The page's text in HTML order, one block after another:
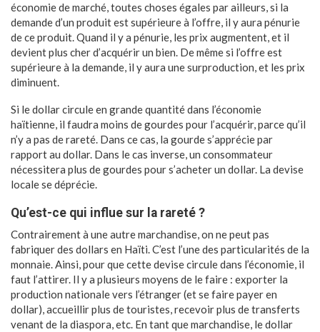
économie de marché, toutes choses égales par ailleurs, si la
demande d’un produit est supérieure à l’offre, il y aura pénurie
de ce produit. Quand il y a pénurie, les prix augmentent, et il
devient plus cher d’acquérir un bien. De même si l’offre est
supérieure à la demande, il y aura une surproduction, et les prix
diminuent.
Si le dollar circule en grande quantité dans l’économie
haïtienne, il faudra moins de gourdes pour l’acquérir, parce qu’il
n’y a pas de rareté. Dans ce cas, la gourde s’apprécie par
rapport au dollar. Dans le cas inverse, un consommateur
nécessitera plus de gourdes pour s’acheter un dollar. La devise
locale se déprécie.
Qu’est-ce qui influe sur la rareté ?
Contrairement à une autre marchandise, on ne peut pas
fabriquer des dollars en Haïti. C’est l’une des particularités de la
monnaie. Ainsi, pour que cette devise circule dans l’économie, il
faut l’attirer. Il y a plusieurs moyens de le faire : exporter la
production nationale vers l’étranger (et se faire payer en
dollar), accueillir plus de touristes, recevoir plus de transferts
venant de la diaspora, etc. En tant que marchandise, le dollar